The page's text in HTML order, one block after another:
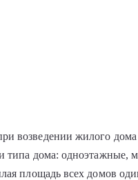
возведении жилого
типа дома: одноэтажные,
площадь всех домов